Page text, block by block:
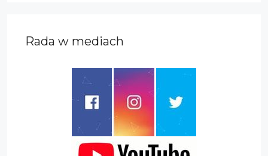
Rada w mediach